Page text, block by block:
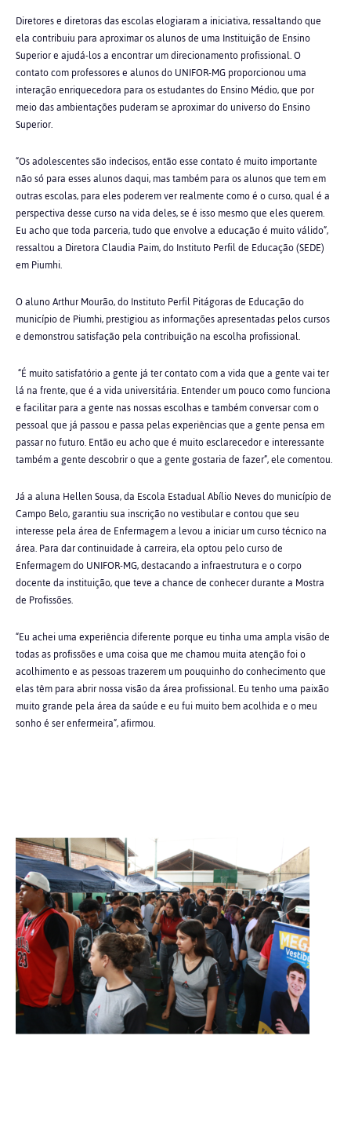
Diretores e diretoras das escolas elogiaram a iniciativa, ressaltando que
ela contribuiu para aproximar os alunos de uma Instituição de Ensino
Superior e ajudá-los a encontrar um direcionamento profissional. O
contato com professores e alunos do UNIFOR-MG proporcionou uma
interação enriquecedora para os estudantes do Ensino Médio, que por
meio das ambientações puderam se aproximar do universo do Ensino
Superior.
“Os adolescentes são indecisos, então esse contato é muito importante
não só para esses alunos daqui, mas também para os alunos que tem em
outras escolas, para eles poderem ver realmente como é o curso, qual é a
perspectiva desse curso na vida deles, se é isso mesmo que eles querem.
Eu acho que toda parceria, tudo que envolve a educação é muito válido”,
ressaltou a Diretora Claudia Paim, do Instituto Perfil de Educação (SEDE)
em Piumhi.
O aluno Arthur Mourão, do Instituto Perfil Pitágoras de Educação do
município de Piumhi, prestigiou as informações apresentadas pelos cursos
e demonstrou satisfação pela contribuição na escolha profissional.
“É muito satisfatório a gente já ter contato com a vida que a gente vai ter
lá na frente, que é a vida universitária. Entender um pouco como funciona
e facilitar para a gente nas nossas escolhas e também conversar com o
pessoal que já passou e passa pelas experiências que a gente pensa em
passar no futuro. Então eu acho que é muito esclarecedor e interessante
também a gente descobrir o que a gente gostaria de fazer”, ele comentou.
Já a aluna Hellen Sousa, da Escola Estadual Abílio Neves do município de
Campo Belo, garantiu sua inscrição no vestibular e contou que seu
interesse pela área de Enfermagema levou a iniciar um curso técnico na
área. Para dar continuidade à carreira, ela optou pelo curso de
Enfermagem do UNIFOR-MG, destacando a infraestrutura e o corpo
docente da instituição, que teve a chance de conhecer durante a Mostra
de Profissões.
“Eu achei uma experiência diferente porque eu tinha uma ampla visão de
todas as profissões e uma coisa que me chamou muita atenção foi o
acolhimento e as pessoas trazerem um pouquinho do conhecimento que
elas têm para abrir nossa visão da área profissional. Eu tenho uma paixão
muito grande pela área da saúde e eu fui muito bem acolhida e o meu
sonho é ser enfermeira”, afirmou.